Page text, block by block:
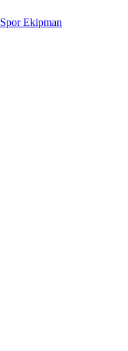
Spor Ekipman